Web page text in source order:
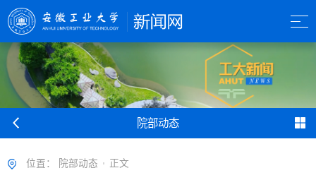
院部动态
位置： 院部动态 正文